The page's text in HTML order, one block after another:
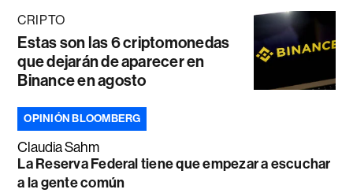
CRIPTO
Estas son las 6 criptomonedas
que dejarán de aparecer en
Binance en agosto
OPINIÓN BLOOMBERG
Claudia Sahm
La Reserva Federal tiene que empezar a escuchar
a la gente común